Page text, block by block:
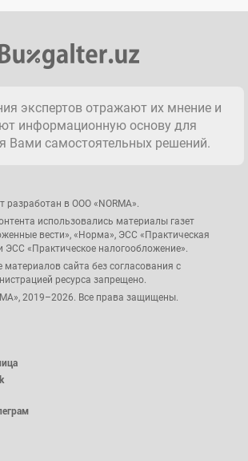
экспертов отражают их мнение и
информационную основу для
Вами самостоятельных решений.
разработан в ООО «NORMA».
использовались материалы газет
вести», «Норма», ЭСС «Практическая
ЭСС «Практическое налогообложение».
материалов сайта без согласования с
ресурса запрещено.
2019–2026. Все права защищены.